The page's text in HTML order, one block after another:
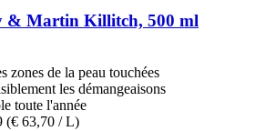
& Martin Killitch, 500 ml
zones de la peau touchées
les démangeaisons
toute l'année
(€ 63,70 / L)